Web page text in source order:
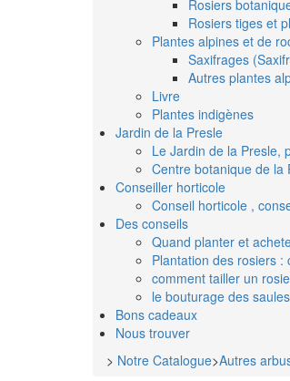
Rosiers
Rosiers tiges et
Plantes alpines et de
Saxifrages
Autres plantes
Livre
Plantes indigènes
Jardin de la Presle
Le Jardin de la Presle,
Centre botanique de la
Conseiller horticole
Conseil horticole ,
Des conseils
Quand planter et
Plantation des rosiers
comment tailler un
le bouturage des
Bons cadeaux
Nous trouver
> Notre Catalogue>Autres